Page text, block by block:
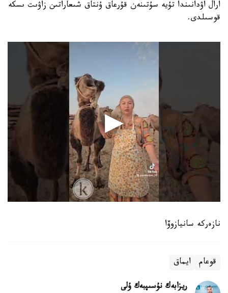
ارال اۋدانىندا تۇيە سۇتىنەن قۇرعاق ۇنتاق شىعاراتىن زاۋىت ىسكە
قوسىلدى.
نازەركە سانيازوۆا
قوعام ايماق
ريزابەك نۇسىپبەك ۇلى